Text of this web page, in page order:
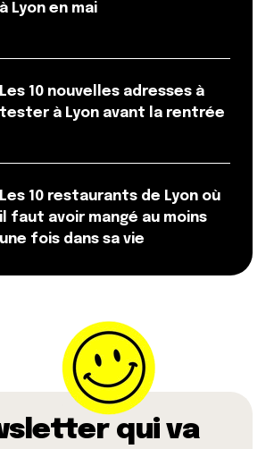
à Lyon en mai
Les 10 nouvelles adresses à
tester à Lyon avant la rentrée
Les 10 restaurants de Lyon où
il faut avoir mangé au moins
une fois dans sa vie
qui va